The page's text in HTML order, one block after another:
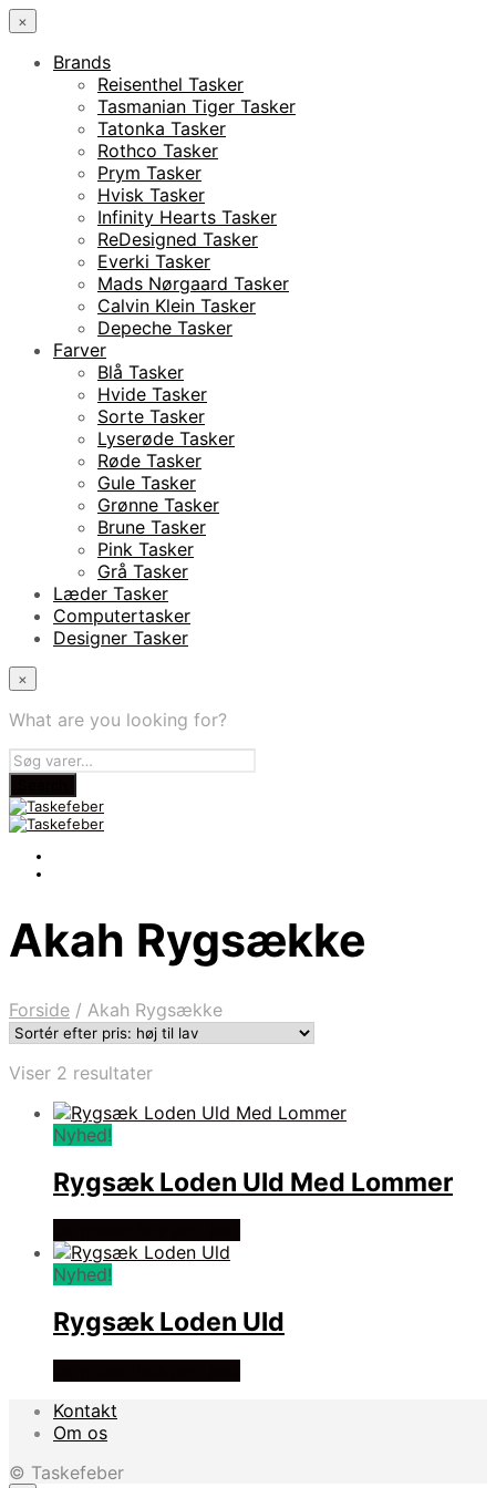
×
Brands
Reisenthel Tasker
Tasmanian Tiger Tasker
Tatonka Tasker
Rothco Tasker
Prym Tasker
Hvisk Tasker
Infinity Hearts Tasker
ReDesigned Tasker
Everki Tasker
Mads Nørgaard Tasker
Calvin Klein Tasker
Depeche Tasker
Farver
Blå Tasker
Hvide Tasker
Sorte Tasker
Lyserøde Tasker
Røde Tasker
Gule Tasker
Grønne Tasker
Brune Tasker
Pink Tasker
Grå Tasker
Læder Tasker
Computertasker
Designer Tasker
×
What are you looking for?
Akah Rygsække
Forside / Akah Rygsække
Viser 2 resultaterSorteret
pris:
lav
Nyhed!
Rygsæk Loden Uld Med Lommer
Nyhed!
Rygsæk Loden Uld
Kontakt
Om os
© Taskefeber